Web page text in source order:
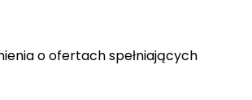
o ofertach spełniających